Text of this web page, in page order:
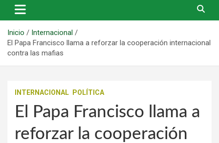
Inicio
Internacional
El Papa Francisco llama a reforzar la cooperación internacional
contra las mafias
INTERNACIONAL POLÍTICA
El Papa Francisco llama a
reforzar la cooperación